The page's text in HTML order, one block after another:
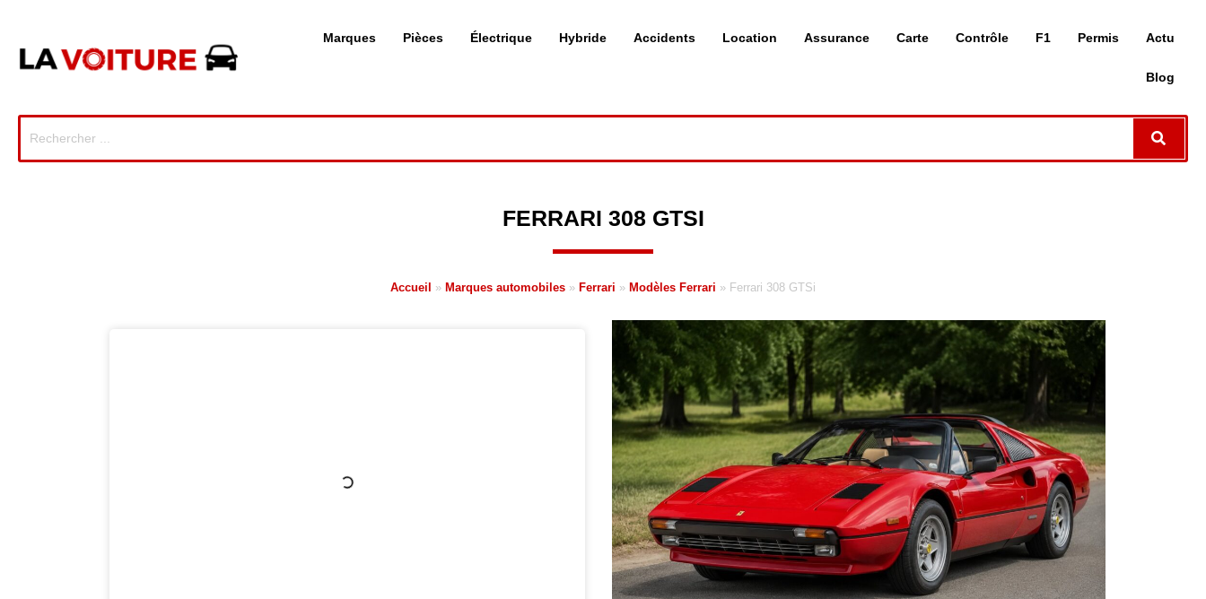
Marques Pièces Électrique Hybride Accidents Location Assurance Carte Contrôle F1 Permis Actu
Blog
FERRARI 308 GTSI
Accueil » Marques automobiles » Ferrari » Modèles Ferrari » Ferrari 308 GTSi